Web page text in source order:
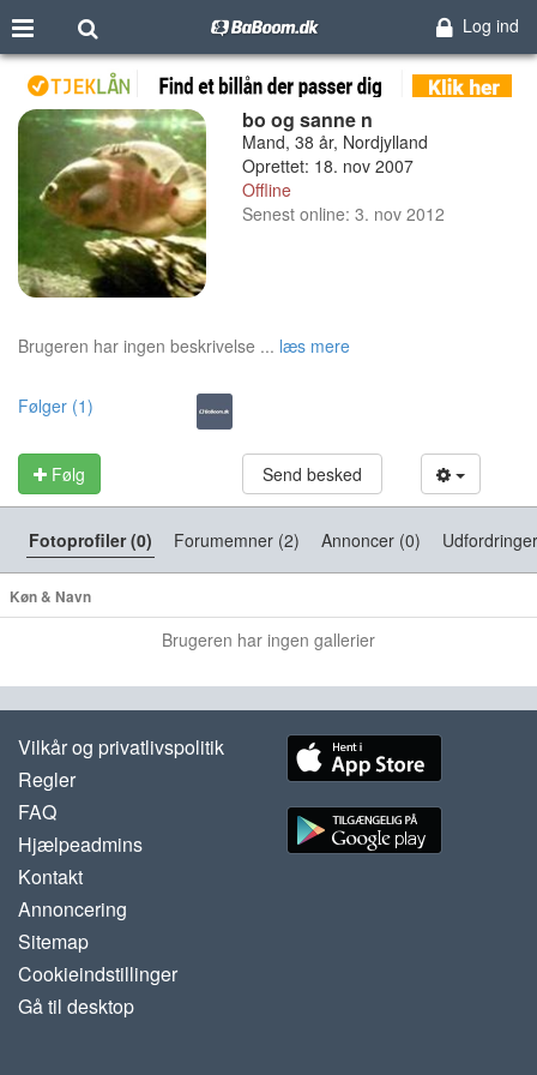
Log ind
bo og sanne n
Mand, 38 år, Nordjylland
Oprettet: 18. nov 2007
Offline
Senest online: 3. nov 2012
Brugeren har ingen beskrivelse ... læs mere
Følger (1)
Følg Send besked
Fotoprofiler (0) Forumemner (2) Annoncer (0)
Køn & Navn
Brugeren har ingen gallerier
Vilkår og privatlivspolitik
Regler
FAQ
Hjælpeadmins
Kontakt
Annoncering
Sitemap
Cookieindstillinger
Gå til desktop